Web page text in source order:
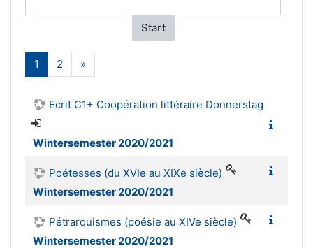
Start
1 (aktuell)
2 »
Ecrit C1+ Coopération littéraire Donnerstag
Wintersemester 2020/2021
Poétesses (du XVIe au XIXe siècle)
Wintersemester 2020/2021
Pétrarquismes (poésie au XIVe siècle)
Wintersemester 2020/2021